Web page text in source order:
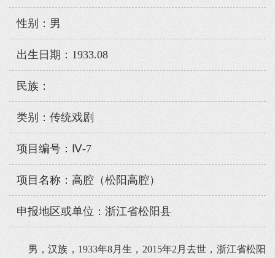
性别：男
出生日期：1933.08
民族：
类别：传统戏剧
项目编号：Ⅳ-7
项目名称：高腔（松阳高腔）
申报地区或单位：浙江省松阳县
男，汉族，1933年8月生，2015年2月去世，浙江省松阳